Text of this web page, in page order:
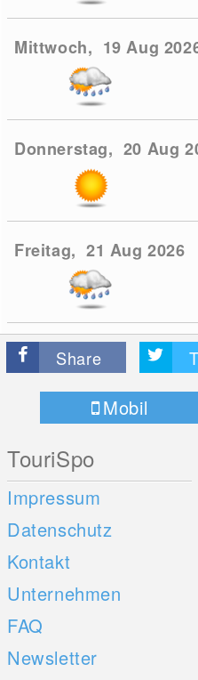
Mittwoch, 19 Aug
Donnerstag, 20 Aug
Freitag, 21 Aug 2026
Share
Mobil
TouriSpo
Impressum
Datenschutz
Kontakt
Unternehmen
FAQ
Newsletter